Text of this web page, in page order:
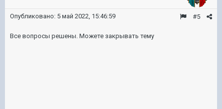
#5
Опубликовано: 5 май 2022, 15:46:59
Все вопросы решены. Можете закрывать тему